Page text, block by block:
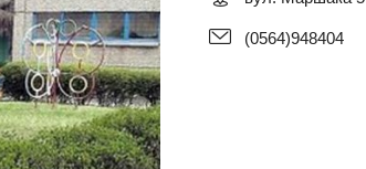
(0564)948404